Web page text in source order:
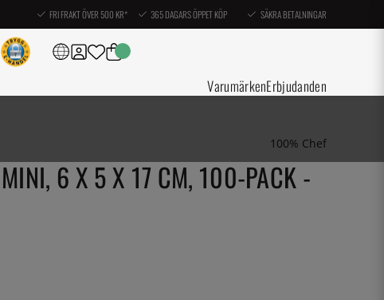
FRI FRAKT ÖVER 500 KR* 365 DAGARS ÖPPET KÖP SÄKRA BETALNINGAR
VarumärkenErbjudanden
100% Chef
6 X 5 X 17 CM, 100-PACK -